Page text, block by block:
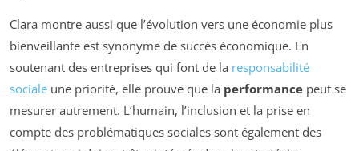
Clara montre aussi que l’évolution vers une économie plus
bienveillante est synonyme de succès économique. En
soutenant des entreprises qui font de la responsabilité
sociale une priorité, elle prouve que la performance peut se
mesurer autrement. L’humain, l’inclusion et la prise en
compte des problématiques sociales sont également des